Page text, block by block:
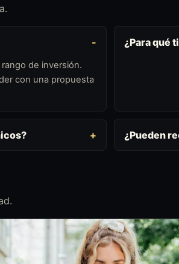
de inversión.
con una propuesta
¿Para qué
¿Pueden